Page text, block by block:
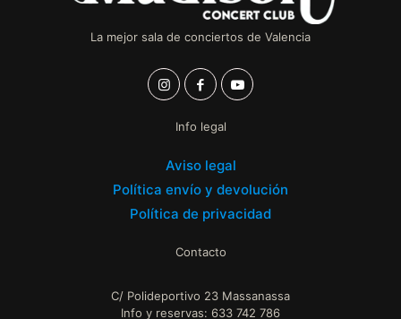
La mejor sala de conciertos de Valencia
Info legal
Aviso legal
Política envío y devolución
Política de privacidad
Contacto
C/ Polideportivo 23 Massanassa
Info y reservas: 633 742 786